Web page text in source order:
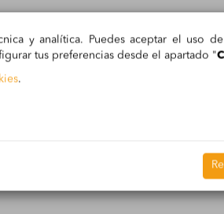
la sesión de un usuario
y analítica. Puedes aceptar el uso
tus preferencias desde el apartado "
.